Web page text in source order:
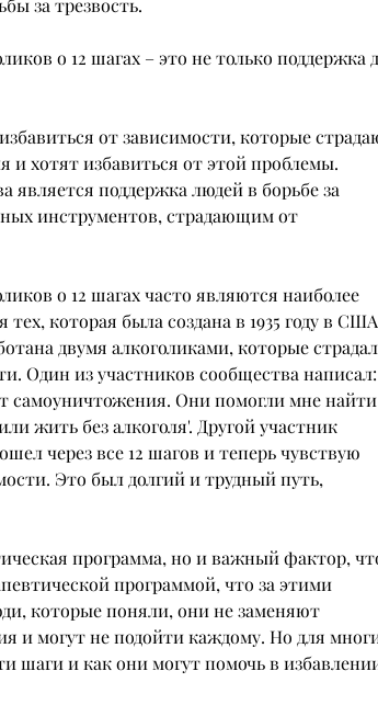
о 12 шагах – это не только поддержка
от зависимости, которые
и хотят избавиться от этой проблемы.
является поддержка людей в борьбе за
инструментов, страдающим от
о 12 шагах часто являются наиболее
которая была создана в 1935 году в
двумя алкоголиками, которые
Один из участников сообщества написал:
самоуничтожения. Они помогли мне найти
жить без алкоголя'. Другой участник
через все 12 шагов и теперь чувствую
Это был долгий и трудный путь,
программа, но и важный фактор,
программой, что за этими
которые поняли, они не заменяют
и могут не подойти каждому. Но для
шаги и как они могут помочь в